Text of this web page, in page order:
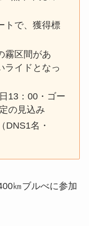
トで、獲得標
霧区間があ
ライドとなっ
13：00・ゴー
の見込み
DNS1名・
㎞ブルべに参加